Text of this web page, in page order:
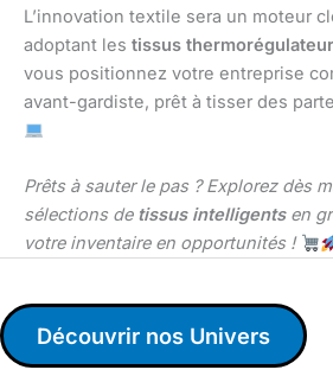
L’innovation textile sera un moteur
adoptant les tissus
vous positionnez votre entreprise
avant-gardiste, prêt à tisser des
Prêts à sauter le pas ? Explorez dès
sélections de tissus intelligentsen
votre inventaire en opportunités !
Découvrir nos Univers